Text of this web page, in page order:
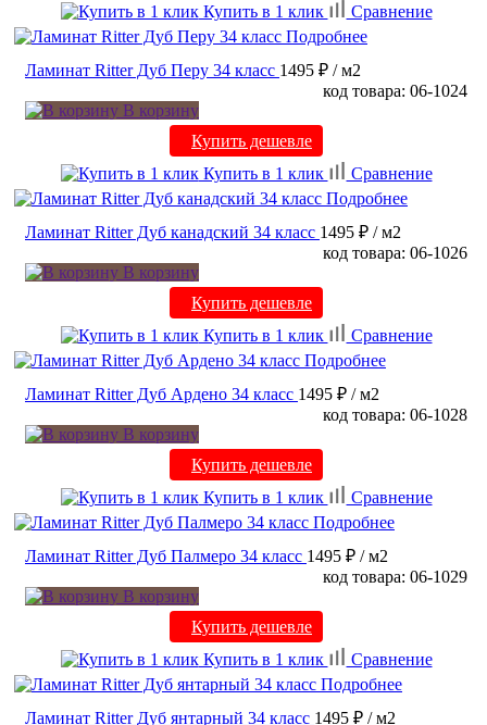
Купить в 1 клик
Сравнение
Подробнее
Ламинат Ritter Дуб Перу 34 класс 1495 ₽ / м2
код товара: 06-1024
В корзину
Купить дешевле
Купить в 1 клик
Сравнение
Подробнее
Ламинат Ritter Дуб канадский 34 класс 1495 ₽ / м2
код товара: 06-1026
В корзину
Купить дешевле
Купить в 1 клик
Сравнение
Подробнее
Ламинат Ritter Дуб Ардено 34 класс 1495 ₽ / м2
код товара: 06-1028
В корзину
Купить дешевле
Купить в 1 клик
Сравнение
Подробнее
Ламинат Ritter Дуб Палмеро 34 класс 1495 ₽ / м2
код товара: 06-1029
В корзину
Купить дешевле
Купить в 1 клик
Сравнение
Подробнее
Ламинат Ritter Дуб янтарный 34 класс 1495 ₽ / м2